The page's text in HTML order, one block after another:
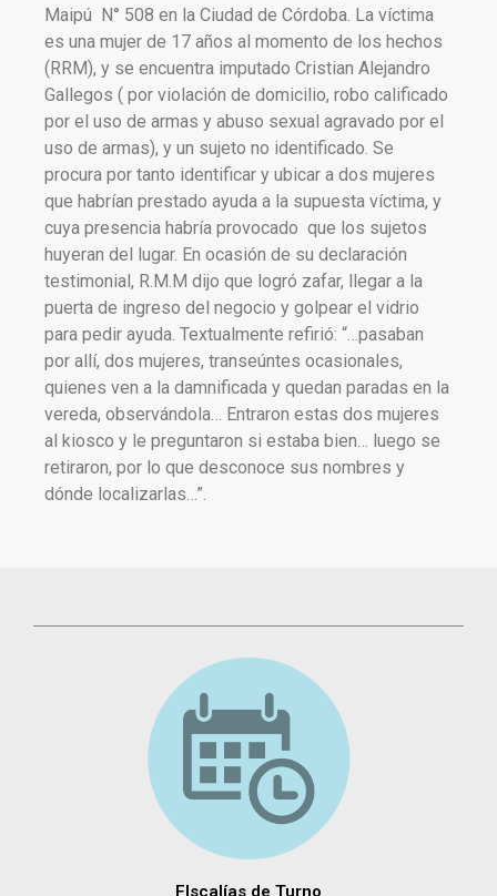
Maipú N° 508 en la Ciudad de Córdoba. La víctima
es una mujer de 17 años al momento de los hechos
(RRM), y se encuentra imputado Cristian Alejandro
Gallegos ( por violación de domicilio, robo calificado
por el uso de armas y abuso sexual agravado por el
uso de armas), y un sujeto no identificado. Se
procura por tanto identificar y ubicar a dos mujeres
que habrían prestado ayuda a la supuesta víctima, y
cuya presencia habría provocado que los sujetos
huyeran del lugar. En ocasión de su declaración
testimonial, R.M.M dijo que logró zafar, llegar a la
puerta de ingreso del negocio y golpear el vidrio
para pedir ayuda. Textualmente refirió: “…pasaban
por allí, dos mujeres, transeúntes ocasionales,
quienes ven a la damnificada y quedan paradas en la
vereda, observándola… Entraron estas dos mujeres
al kiosco y le preguntaron si estaba bien… luego se
retiraron, por lo que desconoce sus nombres y
dónde localizarlas…”.
FIscalías de Turno